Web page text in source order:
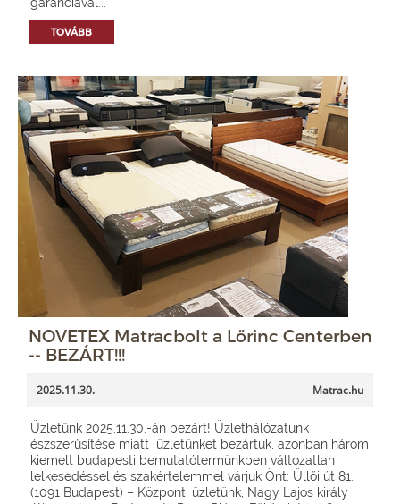
TOVÁBB
NOVETEX Matracbolt a Lőrinc Centerben
-- BEZÁRT!!!
2025.11.30. Matrac.hu
Üzletünk 2025.11.30.-án bezárt! Üzlethálózatunk
észszerűsítése miatt üzletünket bezártuk, azonban három
kiemelt budapesti bemutatótermünkben változatlan
lelkesedéssel és szakértelemmel várjuk Önt: Üllői út 81.
(1091 Budapest) – Központi üzletünk, Nagy Lajos király